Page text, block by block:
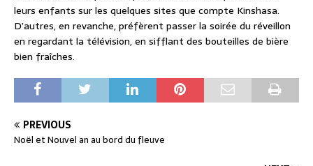
leurs enfants sur les quelques sites que compte Kinshasa.
D’autres, en revanche, préfèrent passer la soirée du réveillon
en regardant la télévision, en sifflant des bouteilles de bière
bien fraîches.
PREVIOUS
Noël et Nouvel an au bord du fleuve